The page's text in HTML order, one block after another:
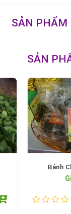
SẢN PHẨM
SẢN
Bánh